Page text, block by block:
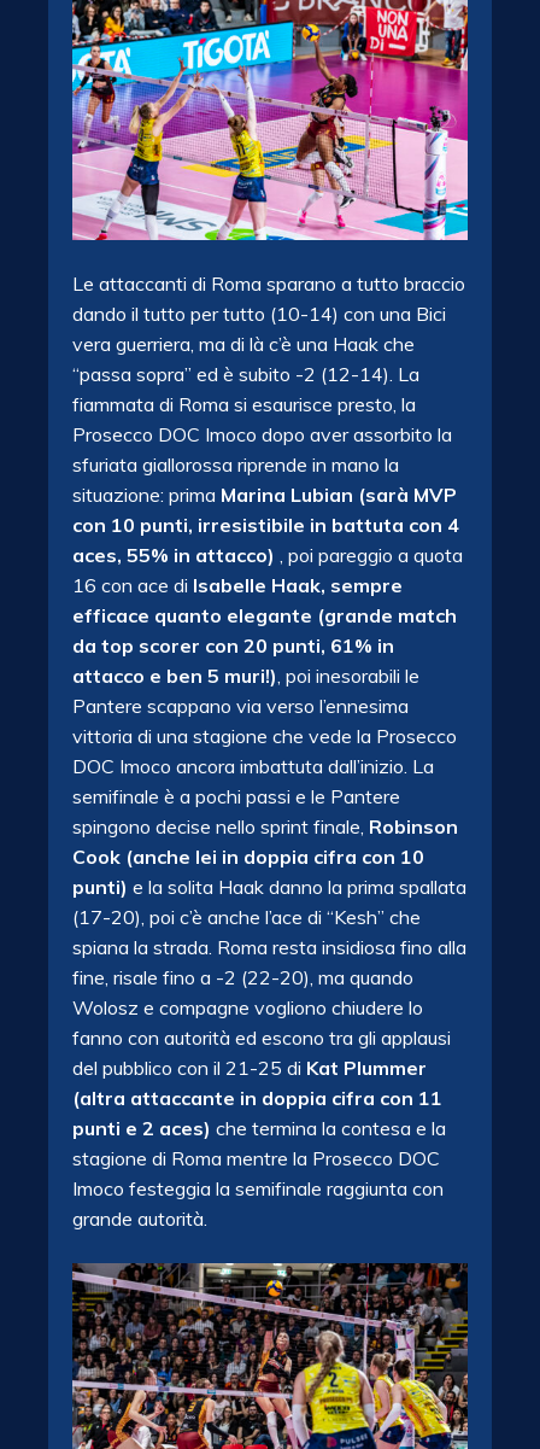
Le attaccanti di Roma sparano a tutto braccio
dando il tutto per tutto (10-14) con una Bici
vera guerriera, ma di là c’è una Haak che
“passa sopra” ed è subito -2 (12-14). La
fiammata di Roma si esaurisce presto, la
Prosecco DOC Imoco dopo aver assorbito la
sfuriata giallorossa riprende in mano la
situazione: prima Marina Lubian (sarà MVP
con 10 punti, irresistibile in battuta con 4
aces, 55% in attacco) , poi pareggio a quota
16 con ace di Isabelle Haak, sempre
efficace quanto elegante (grande match
da top scorer con 20 punti, 61% in
attacco e ben 5 muri!), poi inesorabili le
Pantere scappano via verso l’ennesima
vittoria di una stagione che vede la Prosecco
DOC Imoco ancora imbattuta dall’inizio. La
semifinale è a pochi passi e le Pantere
spingono decise nello sprint finale, Robinson
Cook (anche lei in doppia cifra con 10
punti) e la solita Haak danno la prima spallata
(17-20), poi c’è anche l’ace di “Kesh” che
spiana la strada. Roma resta insidiosa fino alla
fine, risale fino a -2 (22-20), ma quando
Wolosz e compagne vogliono chiudere lo
fanno con autorità ed escono tra gli applausi
del pubblico con il 21-25 di Kat Plummer
(altra attaccante in doppia cifra con 11
punti e 2 aces) che termina la contesa e la
stagione di Roma mentre la Prosecco DOC
Imoco festeggia la semifinale raggiunta con
grande autorità.